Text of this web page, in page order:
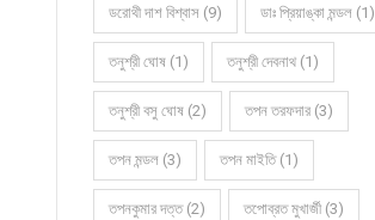
ডরোথী দাশ বিশ্বাস (9) ডাঃ প্রিয়াঙ্কা মন্ডল (1)
তনুশ্রী ঘোষ (1) তনুশ্রী দেবনাথ (1)
তনুশ্রী বসু ঘোষ (2) তপন তরফদার (3)
তপন মন্ডল (3) তপন মাইতি (1)
তপনকুমার দত্ত (2) তপোব্রত মুখার্জী (3)